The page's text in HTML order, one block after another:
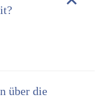
über die